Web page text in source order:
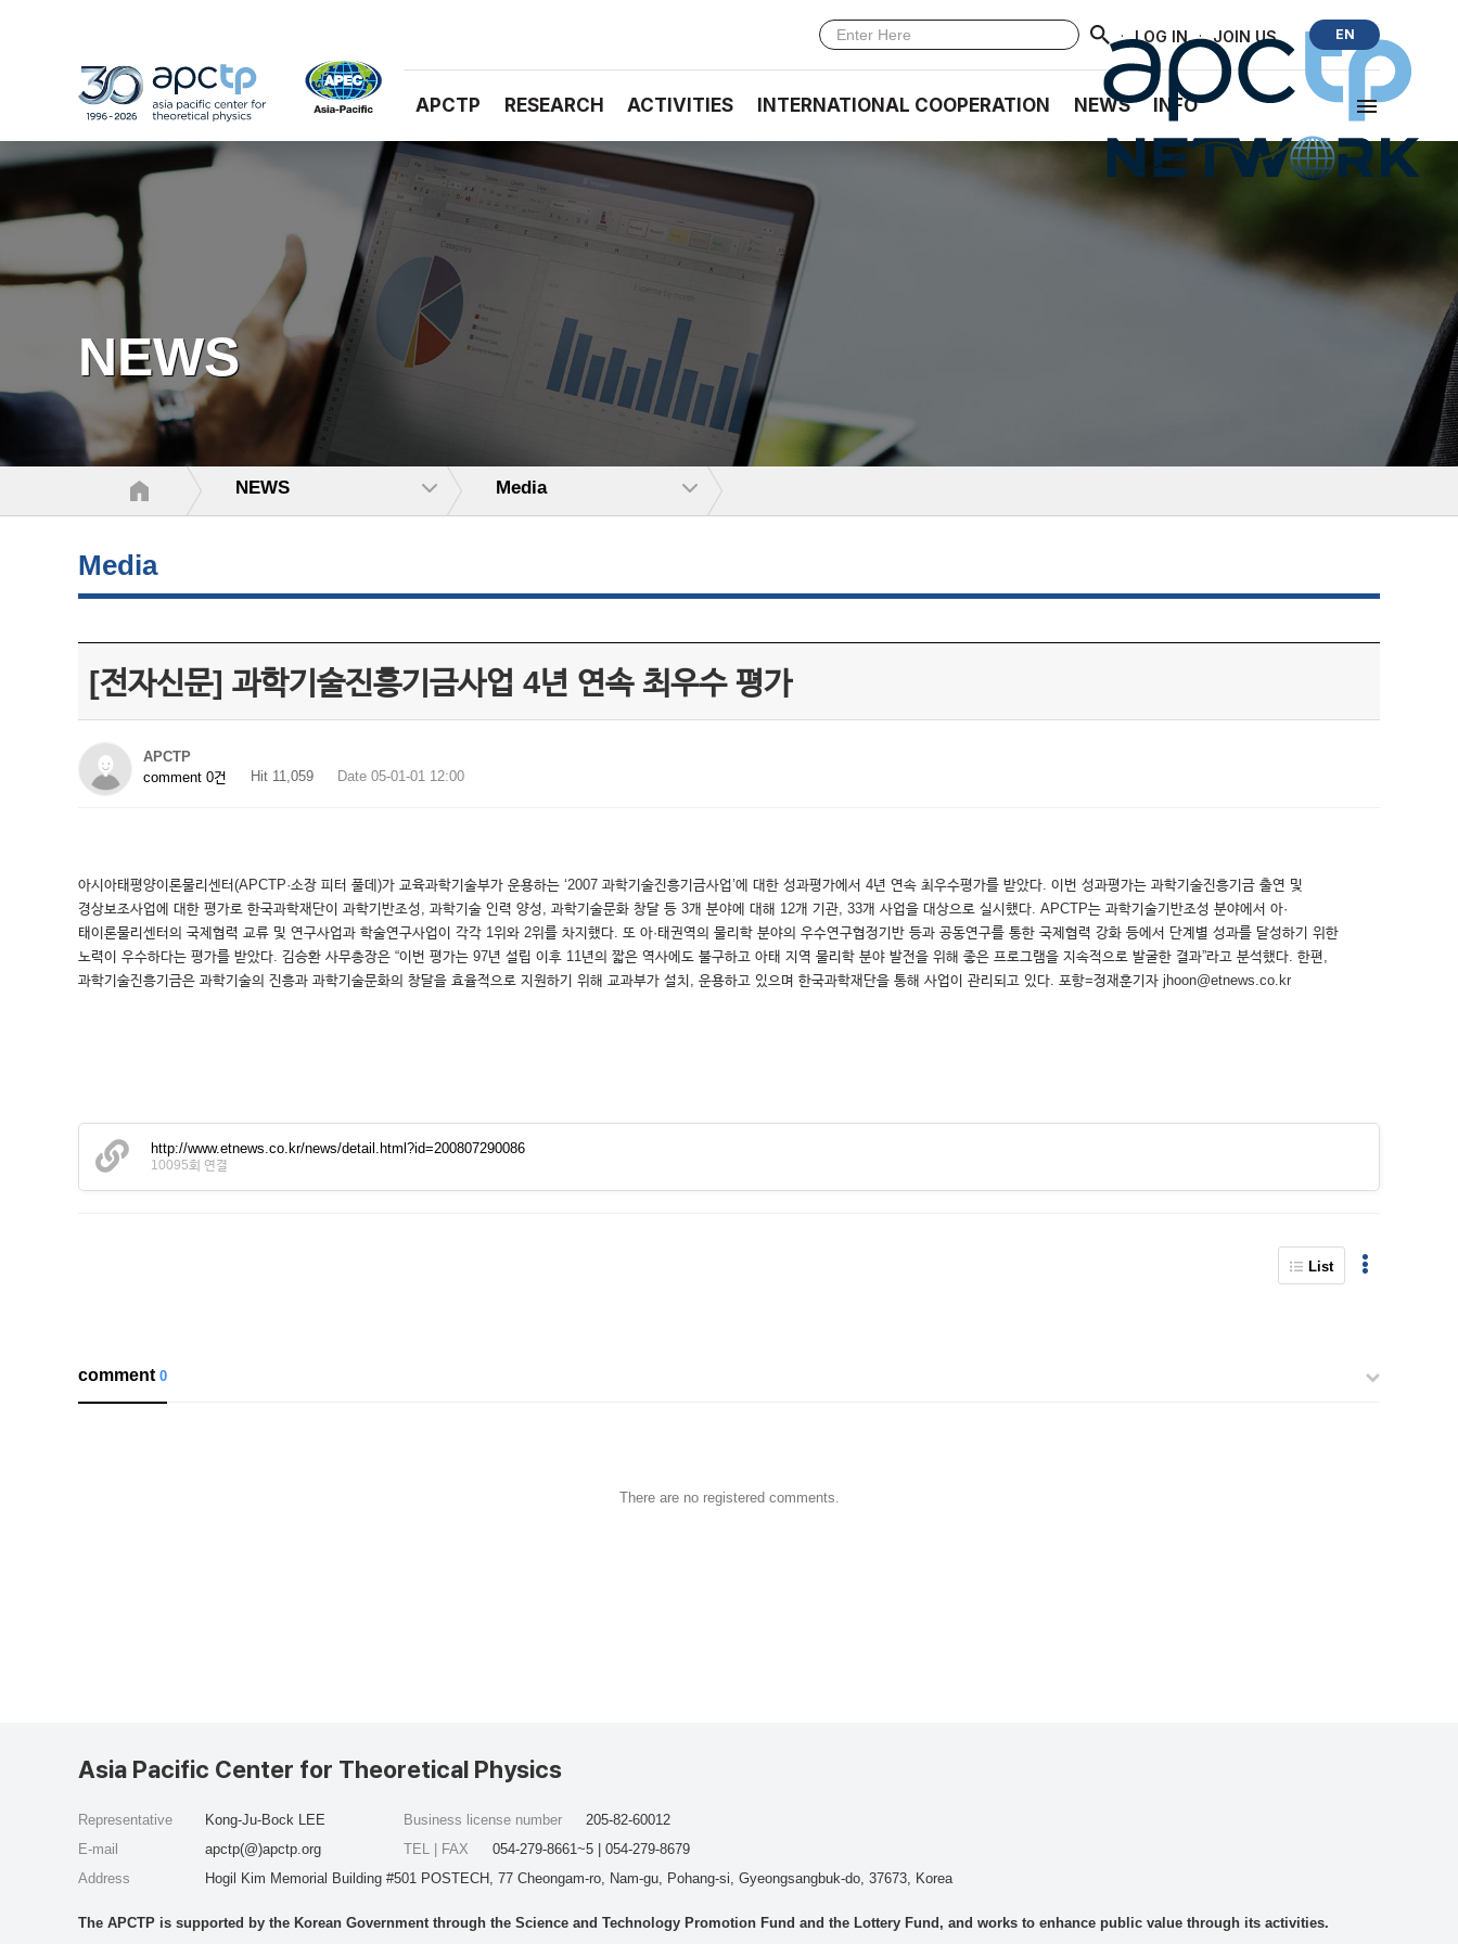
· LOG IN · JOIN US EN
APCTP RESEARCH ACTIVITIES INTERNATIONAL COOPERATION NEWS INFO
NEWS
NEWS Media
Media
[전자신문] 과학기술진흥기금사업 4년 연속 최우수 평가
APCTP
comment 0건
Hit 11,059 Date 05-01-01 12:00
아시아태평양이론물리센터(APCTP·소장 피터 풀데)가 교육과학기술부가 운용하는 ‘2007 과학기술진흥기금사업’에 대한 성과평가에서 4년 연속 최우수평가를 받았다. 이번 성과평가는 과학기술진흥기금 출연 및
경상보조사업에 대한 평가로 한국과학재단이 과학기반조성, 과학기술 인력 양성, 과학기술문화 창달 등 3개 분야에 대해 12개 기관, 33개 사업을 대상으로 실시했다. APCTP는 과학기술기반조성 분야에서 아·
태이론물리센터의 국제협력 교류 및 연구사업과 학술연구사업이 각각 1위와 2위를 차지했다. 또 아·태권역의 물리학 분야의 우수연구협정기반 등과 공동연구를 통한 국제협력 강화 등에서 단계별 성과를 달성하기 위한
노력이 우수하다는 평가를 받았다. 김승환 사무총장은 “이번 평가는 97년 설립 이후 11년의 짧은 역사에도 불구하고 아태 지역 물리학 분야 발전을 위해 좋은 프로그램을 지속적으로 발굴한 결과”라고 분석했다. 한편,
과학기술진흥기금은 과학기술의 진흥과 과학기술문화의 창달을 효율적으로 지원하기 위해 교과부가 설치, 운용하고 있으며 한국과학재단을 통해 사업이 관리되고 있다. 포항=정재훈기자 jhoon@etnews.co.kr
http://www.etnews.co.kr/news/detail.html?id=200807290086
10095회 연결
List
comment0
There are no registered comments.
Asia Pacific Center for Theoretical Physics
Representative
Kong-Ju-Bock LEE
E-mail
apctp(@)apctp.org
Address
Hogil Kim Memorial Building #501 POSTECH, 77 Cheongam-ro, Nam-gu, Pohang-si, Gyeongsangbuk-do, 37673, Korea
Business license number
205-82-60012
TEL | FAX
054-279-8661~5 | 054-279-8679
The APCTP is supported by the Korean Government through the Science and Technology Promotion Fund and the Lottery Fund, and works to enhance public value through its activities.